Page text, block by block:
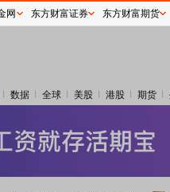
数据 全球 美股 港股 期货
网 东方财富证券 东方财富期货